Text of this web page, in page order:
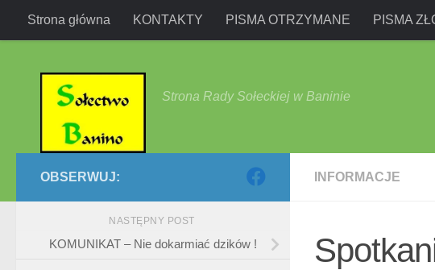
Przejdź do treści
Strona główna KONTAKTY PISMA OTRZYMANE PISMA
Strona Rady Sołeckiej w Baninie
INFORMACJE
OBSERWUJ:
NASTĘPNY POST
KOMUNIKAT – Nie dokarmiać dzików !